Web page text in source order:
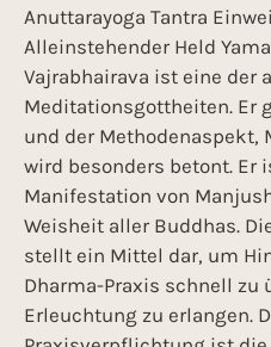
Anuttarayoga Tantra
Alleinstehender Held
Vajrabhairava ist eine der
Meditationsgottheiten. Er
und der
wird besonders betont. Er
Manifestation von
Weisheit aller Buddhas.
stellt ein Mittel dar, um
Dharma-Praxis schnell zu
Erleuchtung zu erlangen.